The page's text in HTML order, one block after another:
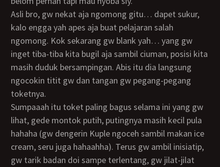
Asli bro, gw nekat aja ngomong gitu… dapet sukur,
kalo engga yah apes aja buat pelajaran salah
ngomong. Kok sekarang gw blank yah… yang gw
inget tiba-tiba kita bugil aja sambil ciuman, posisi kita
masih duduk bersampingan. Abis itu dia langsung
ngocokin titit gw dan tangan gw pegang-pegang
toketnya.
Sumpaaah itu toket paling bagus selama ini yang gw
lihat, gede montok putih, putingnya masih kecil pula
hahaha (gw dengerin Kuple ngoceh sambil makan ice
cream, seru juga hahaahha). Terus gw ambil inisiatip,
gw tarik badan doi sampe terlentang, gw jilat-jilat